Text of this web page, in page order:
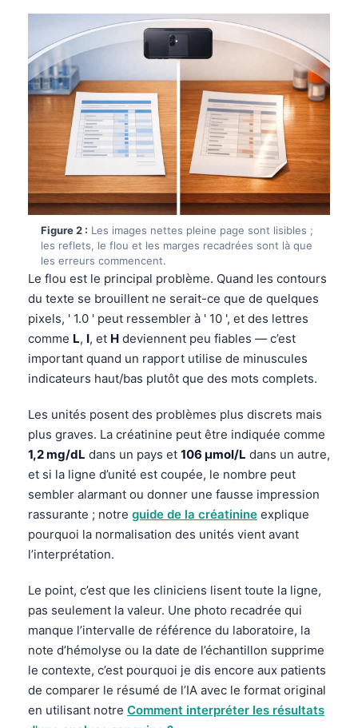
Figure 2 : Les images nettes pleine page sont lisibles ;
les reflets, le flou et les marges recadrées sont là que
les erreurs commencent.
Le flou est le principal problème. Quand les contours
du texte se brouillent ne serait-ce que de quelques
pixels, ' 1.0 ' peut ressembler à ' 10 ', et des lettres
comme L, I, et H deviennent peu fiables — c’est
important quand un rapport utilise de minuscules
indicateurs haut/bas plutôt que des mots complets.
Les unités posent des problèmes plus discrets mais
plus graves. La créatinine peut être indiquée comme
1,2 mg/dL dans un pays et 106 µmol/L dans un autre,
et si la ligne d’unité est coupée, le nombre peut
sembler alarmant ou donner une fausse impression
rassurante ; notre guide de la créatinine explique
pourquoi la normalisation des unités vient avant
l’interprétation.
Le point, c’est que les cliniciens lisent toute la ligne,
pas seulement la valeur. Une photo recadrée qui
manque l’intervalle de référence du laboratoire, la
note d’hémolyse ou la date de l’échantillon supprime
le contexte, c’est pourquoi je dis encore aux patients
de comparer le résumé de l’IA avec le format original
en utilisant notre Comment interpréter les résultats